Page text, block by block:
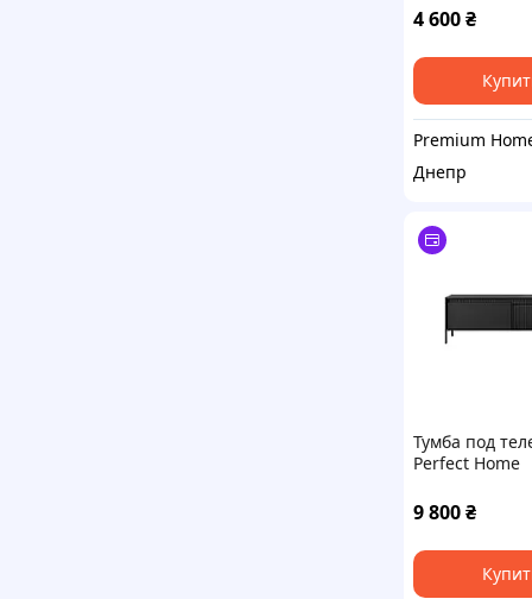
RTV135 Черный
мрамор роял
091358)
4 600₴
Днепр
Тумба под
Perfect Home
Сенсо/Senso
2D/153
091137)
9 800₴